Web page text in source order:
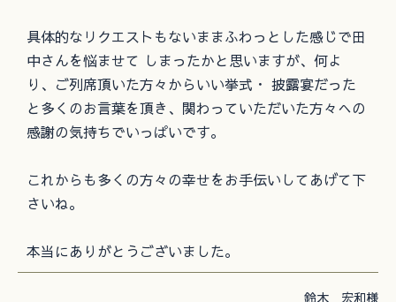
具体的なリクエストもないままふわっとした感じで田
中さんを悩ませて しまったかと思いますが、何よ
り、ご列席頂いた方々からいい挙式・ 披露宴だった
と多くのお言葉を頂き、関わっていただいた方々への
感謝の気持ちでいっぱいです。
これからも多くの方々の幸せをお手伝いしてあげて下
さいね。
本当にありがとうございました。
鈴木 宏和様